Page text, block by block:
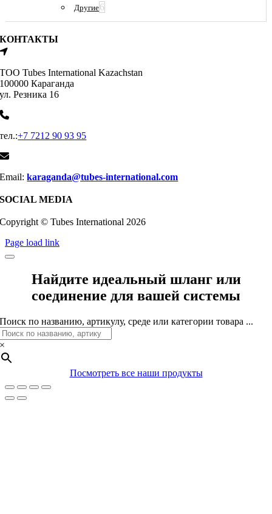
Другие6
КОНТАКТЫ
ТОО Tubes International Kazachstan
100000 Караганда
ул. Резника 16
тел.:+7 7212 90 93 95
Email:karaganda@tubes-international.com
SOCIAL MEDIA
Copyright © Tubes International 2026
Page load link
Найдите идеальный шланг или
соединение для вашей системы
Поиск по названию, артикулу, среде или категории товара ...
×
Посмотреть все наши продукты